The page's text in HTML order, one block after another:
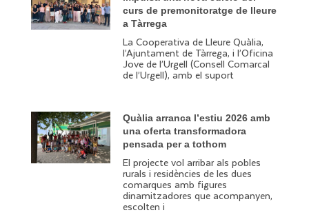
curs de premonitoratge de lleure
a Tàrrega
La Cooperativa de Lleure Quàlia,
l’Ajuntament de Tàrrega, i l’Oficina
Jove de l’Urgell (Consell Comarcal
de l’Urgell), amb el suport
Quàlia arranca l’estiu 2026 amb
una oferta transformadora
pensada per a tothom
El projecte vol arribar als pobles
rurals i residències de les dues
comarques amb figures
dinamitzadores que acompanyen,
escolten i